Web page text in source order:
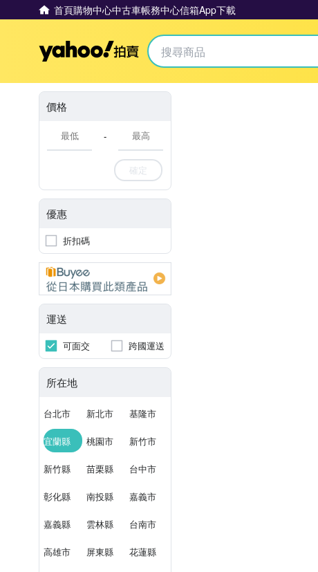
首頁購物中心中古車帳務中心信箱App下載
Yahoo拍賣
價格
-
確定
優惠
折扣碼
運送
可面交 跨國運送
所在地
台北市 新北市 基隆市
宜蘭縣 桃園市 新竹市
新竹縣 苗栗縣 台中市
彰化縣 南投縣 嘉義市
嘉義縣 雲林縣 台南市
高雄市 屏東縣 花蓮縣